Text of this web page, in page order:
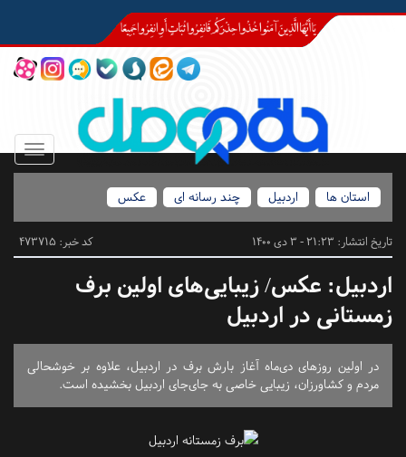
Toggle
استان ها
اردبیل چند رسانه ای عکس
تاریخ انتشار: 21:23 - 3 دی 1400 کد خبر: 473715
اردبیل: عکس/ زیبایی‌های اولین برف
زمستانی در اردبیل
در اولین روزهای دی‌ماه آغاز بارش برف در اردبیل، علاوه بر خوشحالی
مردم و کشاورزان، زیبایی خاصی به جای‌جای اردبیل بخشیده است.